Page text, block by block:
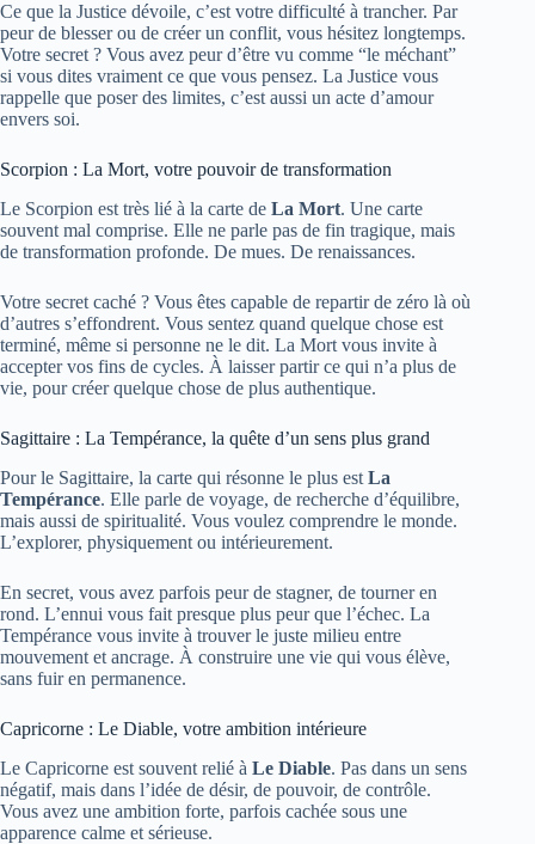
Ce que la Justice dévoile, c’est votre difficulté à trancher. Par
peur de blesser ou de créer un conflit, vous hésitez longtemps.
Votre secret ? Vous avez peur d’être vu comme “le méchant”
si vous dites vraiment ce que vous pensez. La Justice vous
rappelle que poser des limites, c’est aussi un acte d’amour
envers soi.
Scorpion : La Mort, votre pouvoir de transformation
Le Scorpion est très lié à la carte de La Mort. Une carte
souvent mal comprise. Elle ne parle pas de fin tragique, mais
de transformation profonde. De mues. De renaissances.
Votre secret caché ? Vous êtes capable de repartir de zéro là où
d’autres s’effondrent. Vous sentez quand quelque chose est
terminé, même si personne ne le dit. La Mort vous invite à
accepter vos fins de cycles. À laisser partir ce qui n’a plus de
vie, pour créer quelque chose de plus authentique.
Sagittaire : La Tempérance, la quête d’un sens plus grand
Pour le Sagittaire, la carte qui résonne le plus est La
Tempérance. Elle parle de voyage, de recherche d’équilibre,
mais aussi de spiritualité. Vous voulez comprendre le monde.
L’explorer, physiquement ou intérieurement.
En secret, vous avez parfois peur de stagner, de tourner en
rond. L’ennui vous fait presque plus peur que l’échec. La
Tempérance vous invite à trouver le juste milieu entre
mouvement et ancrage. À construire une vie qui vous élève,
sans fuir en permanence.
Capricorne : Le Diable, votre ambition intérieure
Le Capricorne est souvent relié à Le Diable. Pas dans un sens
négatif, mais dans l’idée de désir, de pouvoir, de contrôle.
Vous avez une ambition forte, parfois cachée sous une
apparence calme et sérieuse.